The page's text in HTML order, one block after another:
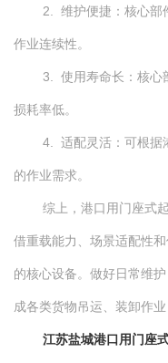
2. 维护便捷：核心部件
作业连续性。
3. 使用寿命长：核心部
损耗率低。
4. 适配灵活：可根据港
的作业需求。
综上，港口用门座式起
借重载能力、场景适配性
的核心设备。做好日常维
成各类货物吊运、装卸作
江苏盐城港口用门座